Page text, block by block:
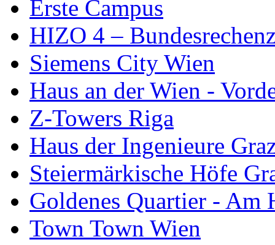
Erste Campus
HIZO 4 –
Siemens City Wien
Haus an der Wien -
Z-Towers Riga
Haus der Ingenieure
Steiermärkische Höfe
Goldenes Quartier - Am
Town Town Wien